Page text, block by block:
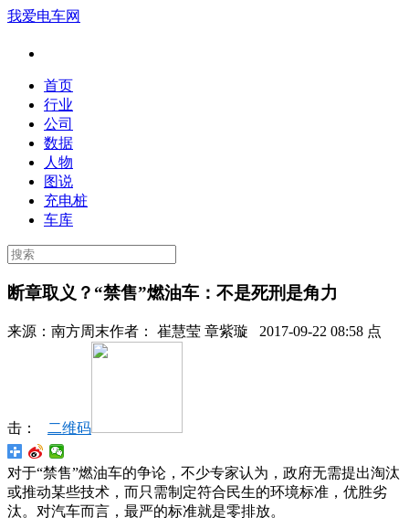
我爱电车网
首页
行业
公司
数据
人物
图说
充电桩
车库
断章取义？“禁售”燃油车：不是死刑是角力
来源： 南方周末作者： 崔慧莹 章紫璇 2017-09-22 08:58 点
击： 二维码
对于“禁售”燃油车的争论，不少专家认为，政府无需提出淘汰
或推动某些技术，而只需制定符合民生的环境标准，优胜劣
汰。对汽车而言，最严的标准就是零排放。